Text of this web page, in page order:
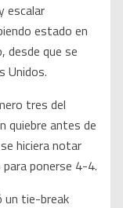
escalar
estado en
desde que se
Unidos.
tres del
quiebre antes de
hiciera notar
ponerse 4-4.
un tie-break